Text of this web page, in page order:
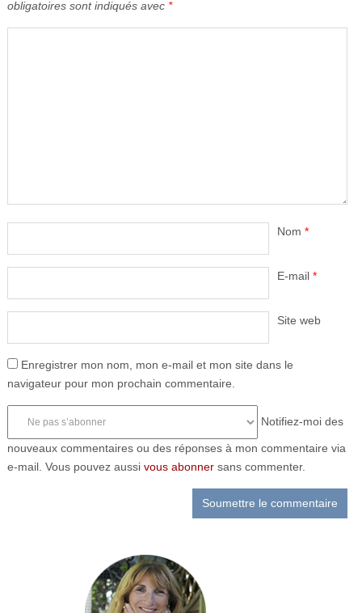
obligatoires sont indiqués avec *
Nom *
E-mail *
Site web
Enregistrer mon nom, mon e-mail et mon site dans le
navigateur pour mon prochain commentaire.
Notifiez-moi des
nouveaux commentaires ou des réponses à mon commentaire via
e-mail. Vous pouvez aussi vous abonnersans commenter.